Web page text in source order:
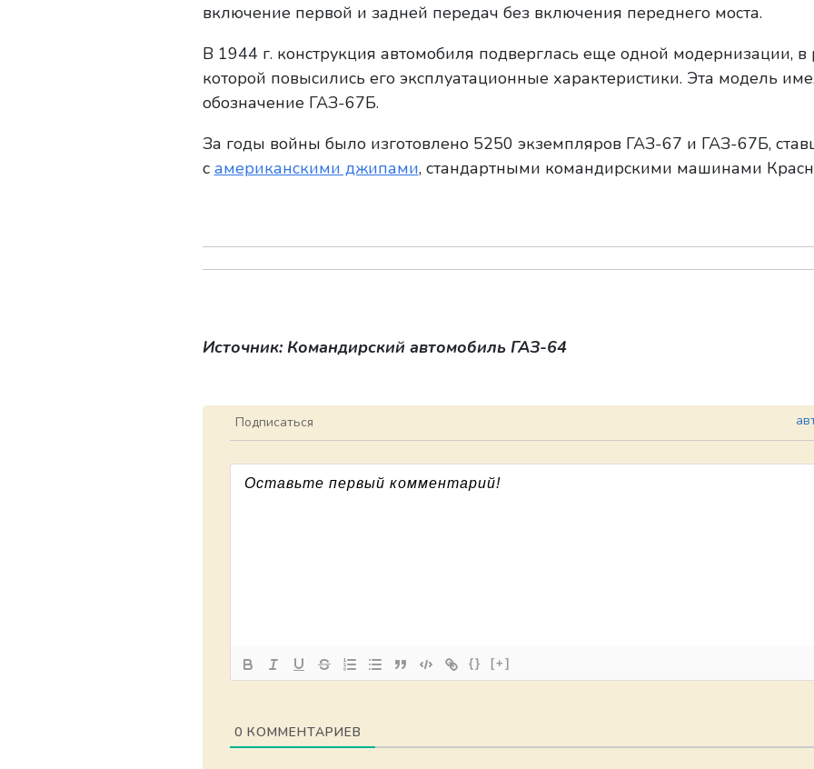
включение первой и задней передач без включения переднего моста.
В 1944 г. конструкция автомобиля подверглась еще одной модернизации, в
которой повысились его эксплуатационные характеристики. Эта модель
обозначение ГАЗ-67Б.
За годы войны было изготовлено 5250 экземпляров ГАЗ-67 и ГАЗ-67Б,
с американскими джипами, стандартными командирскими машинами
Источник: Командирский автомобиль ГАЗ-64
Подписаться
{} [+]
0 КОММЕНТАРИЕВ